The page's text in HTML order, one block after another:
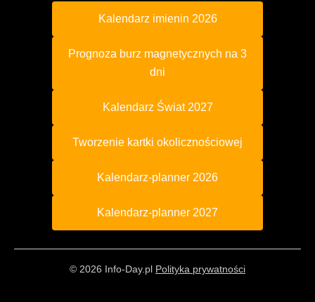
Kalendarz imienin 2026
Prognoza burz magnetycznych na 3
dni
Kalendarz Świat 2027
Tworzenie kartki okolicznościowej
Kalendarz-planner 2026
Kalendarz-planner 2027
© 2026 Info-Day.pl Polityka prywatności